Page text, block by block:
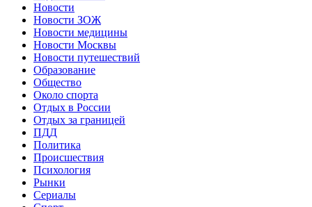
Новости
Новости ЗОЖ
Новости медицины
Новости Москвы
Новости путешествий
Образование
Общество
Около спорта
Отдых в России
Отдых за границей
ПДД
Политика
Происшествия
Психология
Рынки
Сериалы